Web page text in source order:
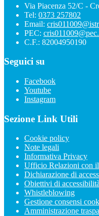
Via Piacenza 52/C -
Tel: 0373 257802
Email:
PEC:
C.F.: 82004950190
Seguici su
Facebook
Youtube
Instagram
Sezione Link Utili
Cookie policy
Note legali
Informativa Privacy
Ufficio Relazioni con
Dichiarazione di
Obiettivi di accessibilità
Whistleblowing
Gestione consensi
Amministrazione